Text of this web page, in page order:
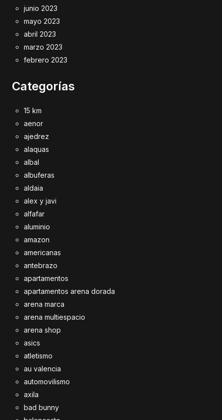
junio 2023
mayo 2023
abril 2023
marzo 2023
febrero 2023
Categorías
15 km
aenor
ajedrez
alaquas
albal
albuferas
aldaia
alex y javi
alfafar
aluminio
amazon
americanas
antebrazo
apartamentos
apartamentos arena dorada
arena marca
arena multiespacio
arena shop
asics
atletismo
au valencia
automovilismo
axila
bad bunny